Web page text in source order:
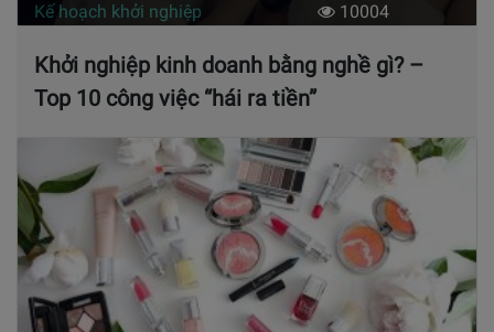
Kế hoạch khởi nghiệp 10004
Khởi nghiệp kinh doanh bằng nghề gì? –
Top 10 công việc “hái ra tiền”